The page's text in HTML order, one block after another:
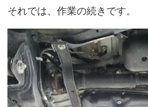
それでは、作業の続きです。